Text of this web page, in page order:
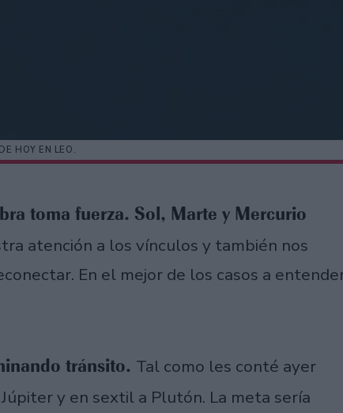
HOY EN LEO.
toma fuerza. Sol, Marte y Mercurio
atención a los vínculos y también nos
En el mejor de los casos a
tránsito. Tal como les conté ayer
y en sextil a Plutón. La meta sería